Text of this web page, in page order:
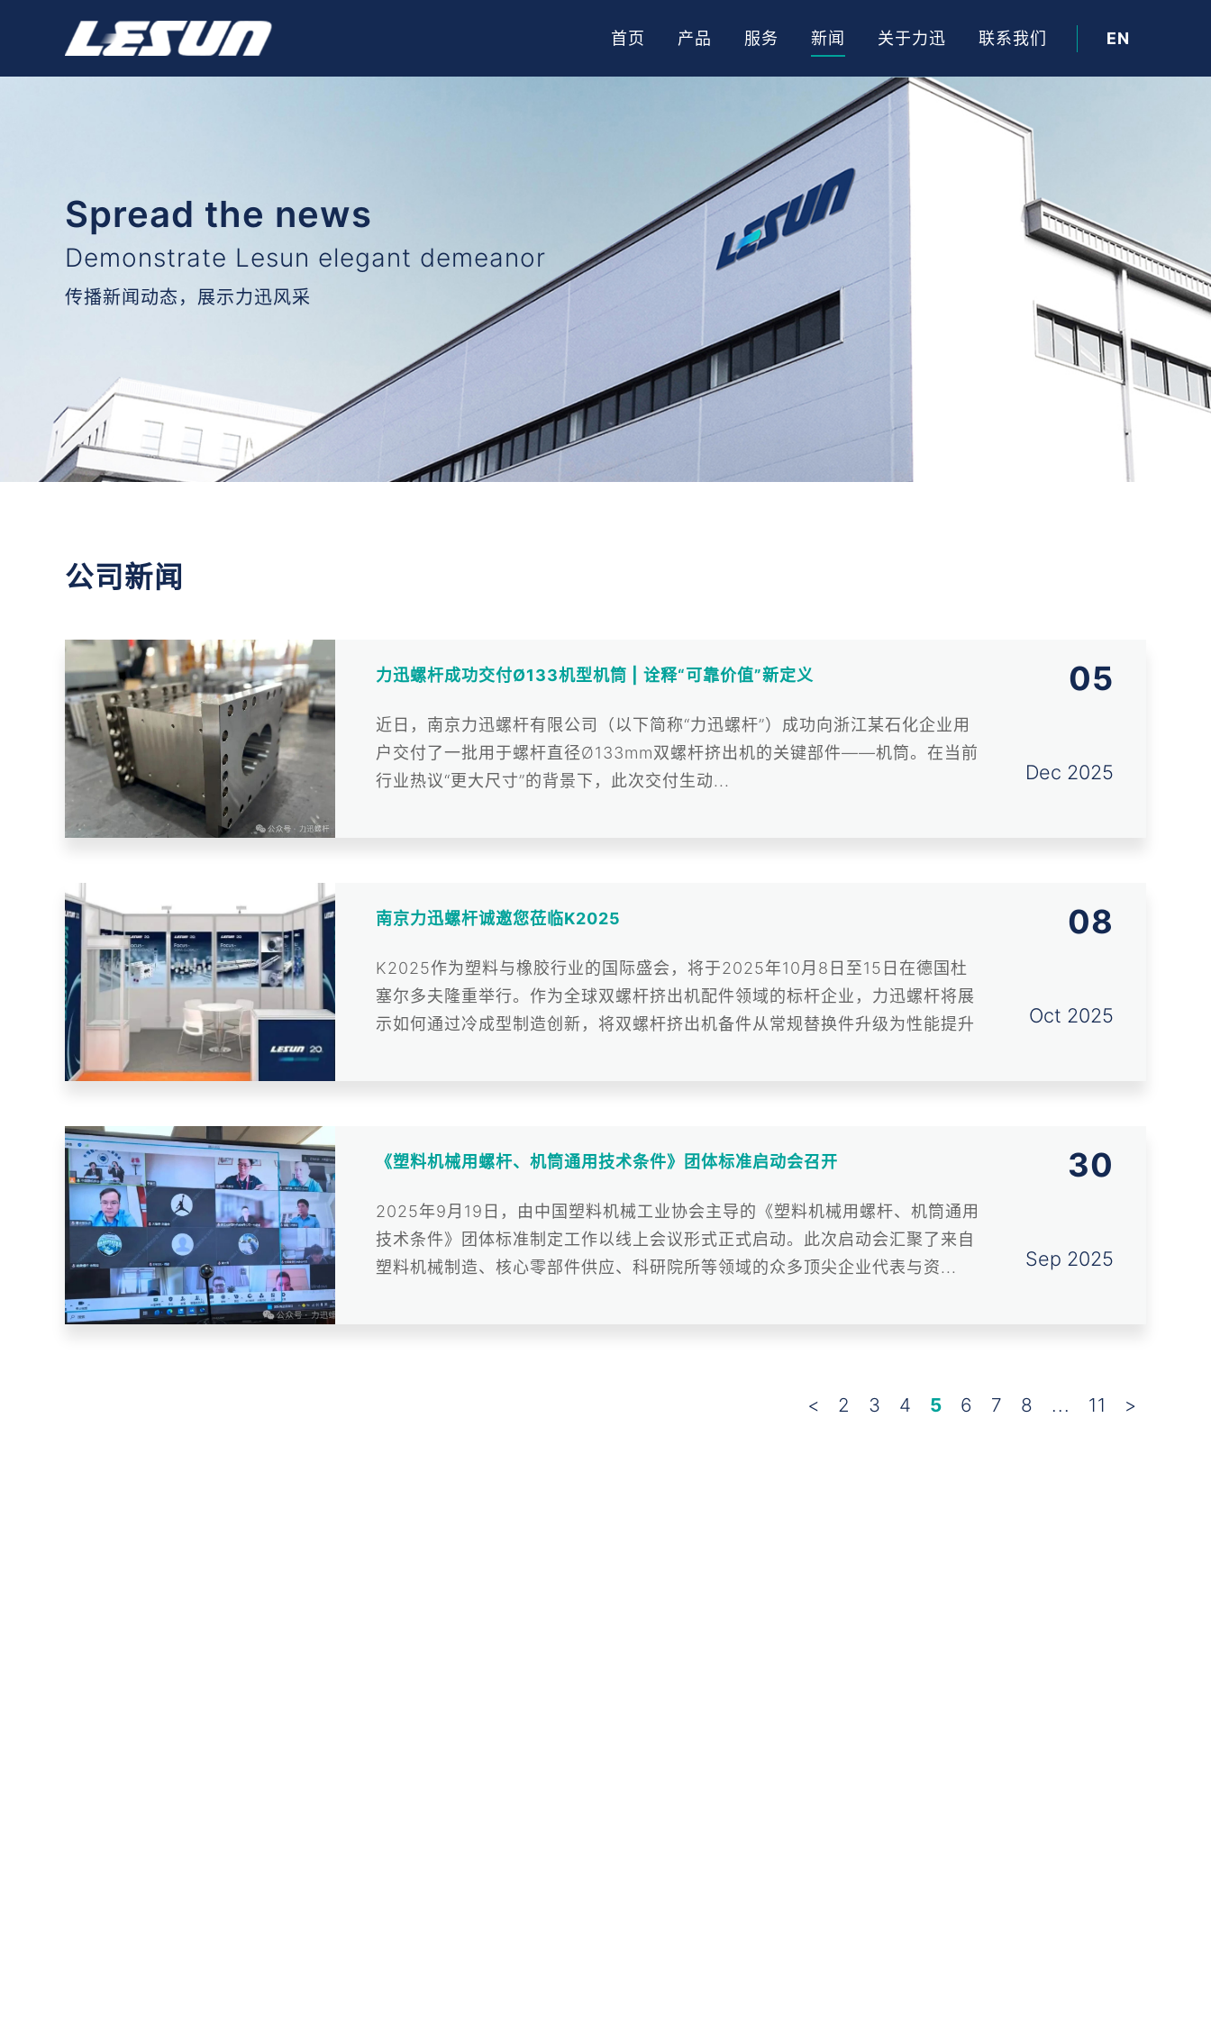
首页 产品 服务 新闻 关于力迅 联系我们 EN
Spread the news
Demonstrate Lesun elegant demeanor
传播新闻动态，展示力迅风采
公司新闻
力迅螺杆成功交付Ø133机型机筒 | 诠释“可靠价值”新定义
近日，南京力迅螺杆有限公司（以下简称“力迅螺杆”）成功向浙江某石化企业用
户交付了一批用于螺杆直径Ø133mm双螺杆挤出机的关键部件——机筒。在当前
行业热议“更大尺寸”的背景下，此次交付生动...
05
Dec 2025
南京力迅螺杆诚邀您莅临K2025
K2025作为塑料与橡胶行业的国际盛会，将于2025年10月8日至15日在德国杜
塞尔多夫隆重举行。作为全球双螺杆挤出机配件领域的标杆企业，力迅螺杆将展
示如何通过冷成型制造创新，将双螺杆挤出机备件从常规替换件升级为性能提升
08
Oct 2025
《塑料机械用螺杆、机筒通用技术条件》团体标准启动会召开
2025年9月19日，由中国塑料机械工业协会主导的《塑料机械用螺杆、机筒通用
技术条件》团体标准制定工作以线上会议形式正式启动。此次启动会汇聚了来自
塑料机械制造、核心零部件供应、科研院所等领域的众多顶尖企业代表与资...
30
Sep 2025
< 2 3 4 5 6 7 8 ... 11 >